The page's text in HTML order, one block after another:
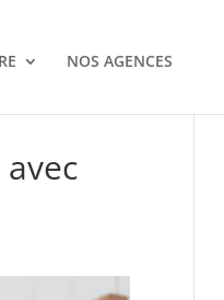
NOS AGENCES